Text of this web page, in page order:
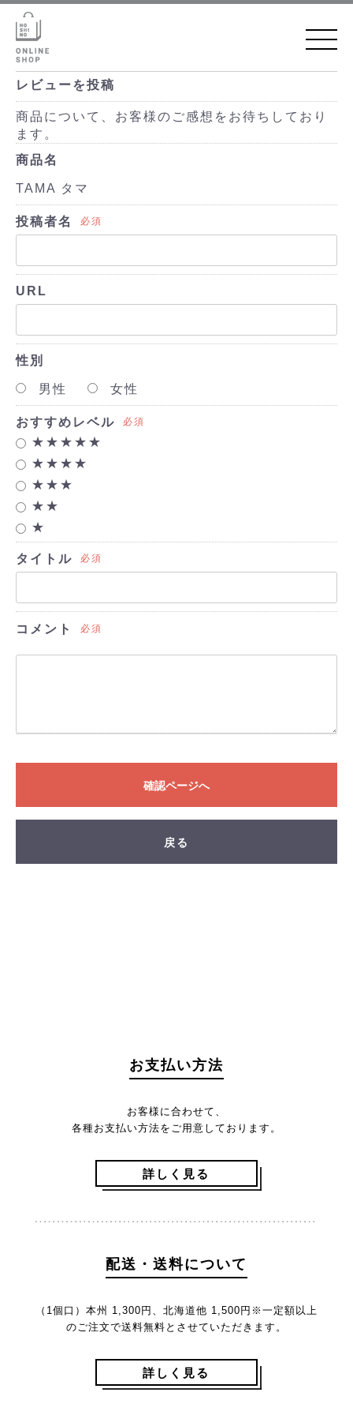
レビューを投稿
商品について、お客様のご感想をお待ちしており
ます。
商品名
TAMA タマ
投稿者名 必須
URL
性別
男性 女性
おすすめレベル 必須
★★★★★
★★★★
★★★
★★
★
タイトル 必須
コメント 必須
確認ページへ
戻る
お支払い方法
お客様に合わせて、
各種お支払い方法をご用意しております。
詳しく見る
配送・送料について
（1個口）本州 1,300円、北海道他 1,500円 ※一定額以上
のご注文で送料無料とさせていただきます。
詳しく見る